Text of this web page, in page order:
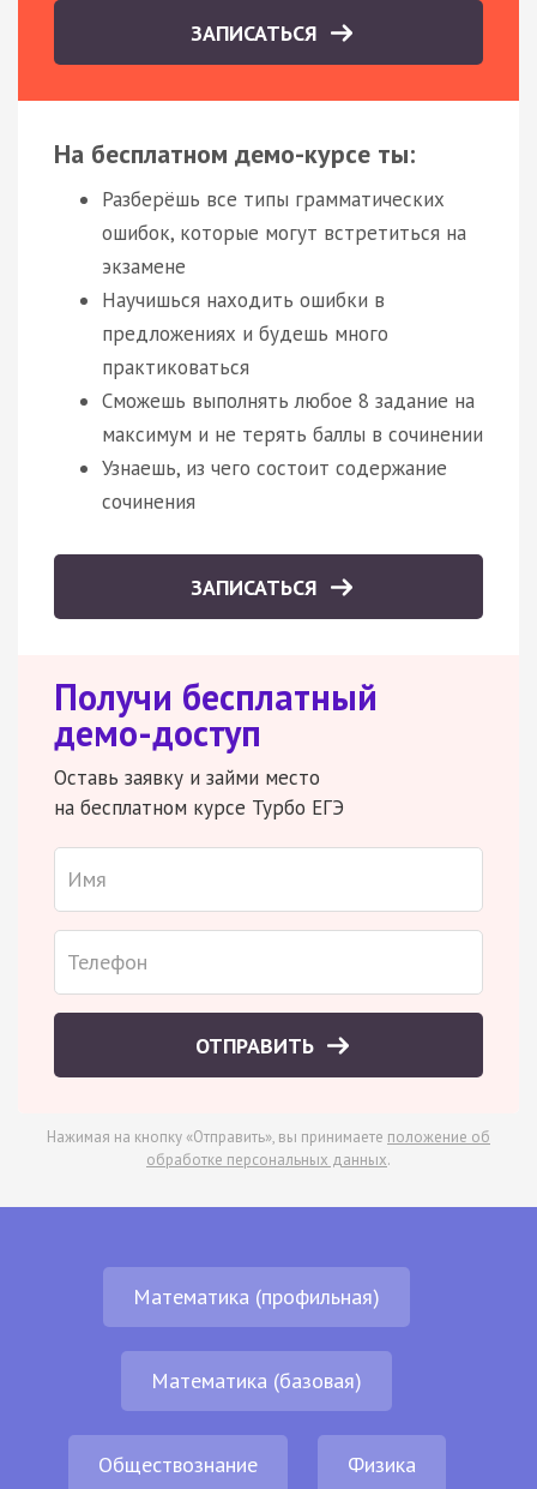
ЗАПИСАТЬСЯ
На бесплатном демо-курсе ты:
Разберёшь все типы грамматических
ошибок, которые могут встретиться на
экзамене
Научишься находить ошибки в
предложениях и будешь много
практиковаться
Сможешь выполнять любое 8 задание на
максимум и не терять баллы в сочинении
Узнаешь, из чего состоит содержание
сочинения
ЗАПИСАТЬСЯ
Получи бесплатный
демо-доступ
Оставь заявку и займи место
на бесплатном курсе Турбо ЕГЭ
ОТПРАВИТЬ
Нажимая на кнопку «Отправить», вы принимаете положение об
обработке персональных данных.
Математика (профильная)
Математика (базовая)
Обществознание Физика